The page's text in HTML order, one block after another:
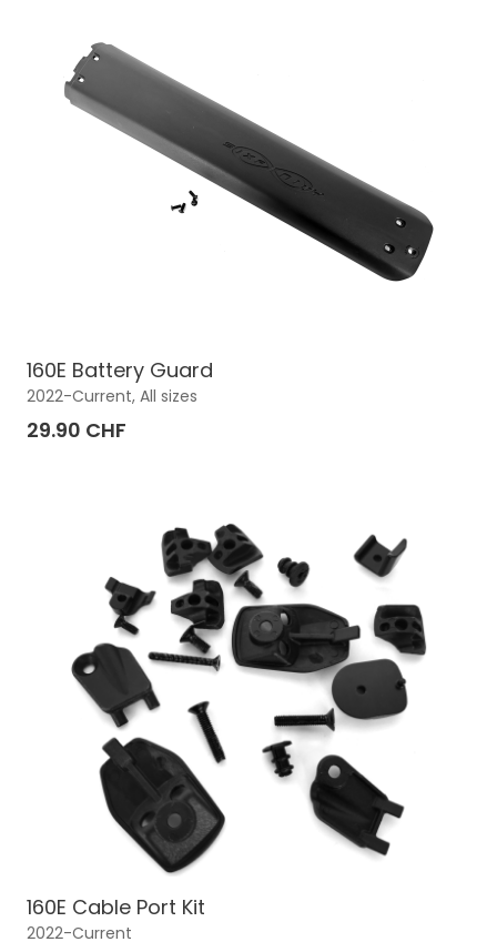
160E Battery Guard
2022-Current, All sizes
29.90 CHF
160E Cable Port Kit
2022-Current